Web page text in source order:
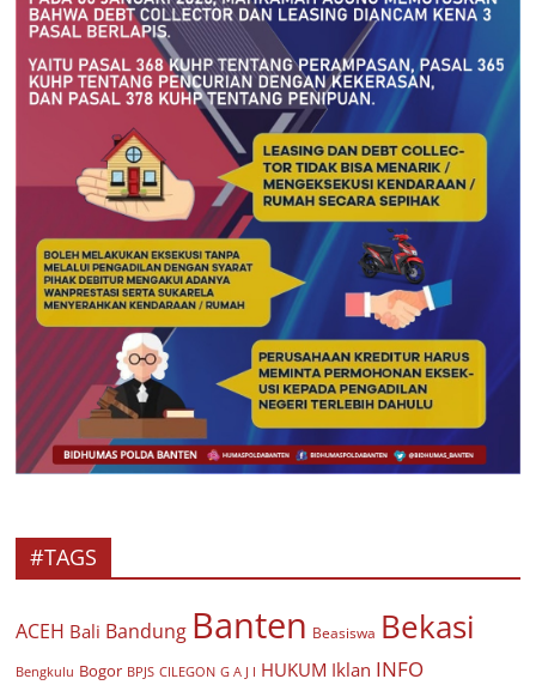
#TAGS
ACEH Bali Bandung Banten Beasiswa Bekasi
Bengkulu Bogor BPJS CILEGON G A J I HUKUM Iklan INFO